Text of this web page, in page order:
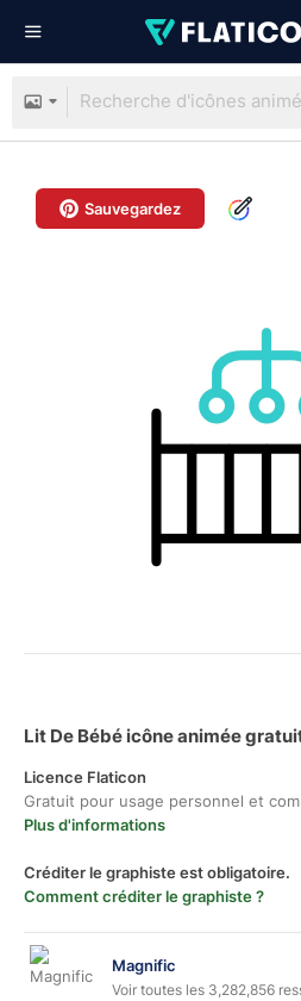
Sauvegardez
Lit De Bébé icône animée
Licence Flaticon
Gratuit pour usage personnel et
Plus d'informations
Créditer le graphiste est obligatoire.
Comment créditer le graphiste ?
Magnific
Voir toutes les 3,282,856